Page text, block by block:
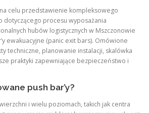
celu przedstawienie kompleksowego
dotyczącego procesu wyposażania
hubów logistycznych w Mszczonowie
ewakuacyjne (panic exit bars). Omówione
techniczne, planowanie instalacji, skalówka
praktyki zapewniające bezpieczeństwo i
push bar’y?
i wielu poziomach, takich jak centra